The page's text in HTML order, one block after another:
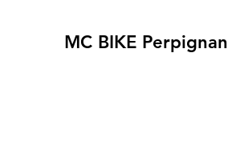
MC BIKE Perpignan